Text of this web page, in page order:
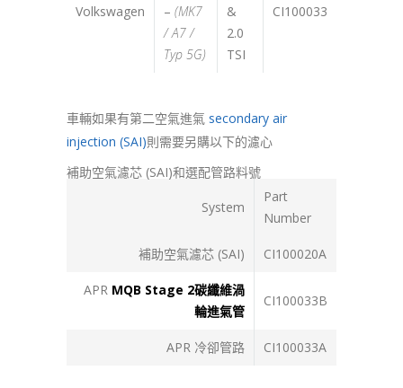
Volkswagen
– (MK7
/ A7 /
Typ 5G)
&
2.0
TSI
CI100033
車輛如果有第二空氣進氣 secondary air
injection (SAI)則需要另購以下的濾心
補助空氣濾芯 (SAI)和選配管路料號
System
Part
Number
補助空氣濾芯 (SAI) CI100020A
APR MQB Stage 2碳纖維渦
輪進氣管
CI100033B
APR 冷卻管路 CI100033A